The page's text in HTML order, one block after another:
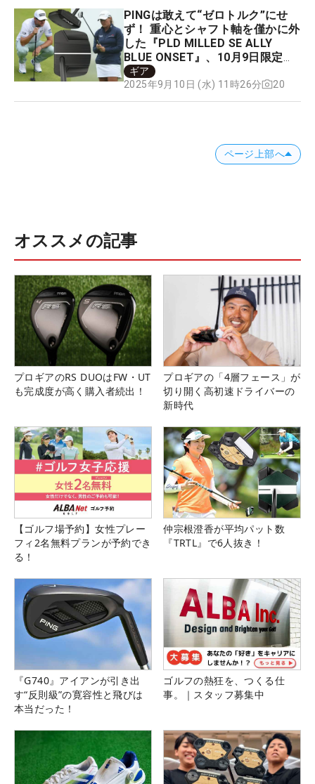
PINGは敢えて“ゼロトルク”にせ
ず！ 重心とシャフト軸を僅かに外
した『PLD MILLED SE ALLY
BLUE ONSET』、10月9日限定デ
ビュー
ギア
2025年9月10日 (水) 11時26分
20
ページ上部へ
オススメの記事
プロギアのRS DUOはFW・UT
も完成度が高く購入者続出！
プロギアの「4層フェース」が
切り開く高初速ドライバーの
新時代
【ゴルフ場予約】女性プレー
フィ2名無料プランが予約でき
る！
仲宗根澄香が平均パット数
『TRTL』で6人抜き！
『G740』アイアンが引き出
す“反則級”の寛容性と飛びは
本当だった！
ゴルフの熱狂を、つくる仕
事。｜スタッフ募集中